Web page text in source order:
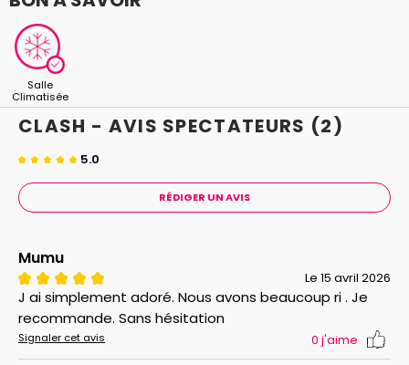
Salle
Climatisée
CLASH - AVIS SPECTATEURS (2)
5.0
RÉDIGER UN AVIS
Mumu
Le 15 avril 2026
J ai simplement adoré. Nous avons beaucoup ri . Je
recommande. Sans hésitation
Signaler cet avis 0 j'aime